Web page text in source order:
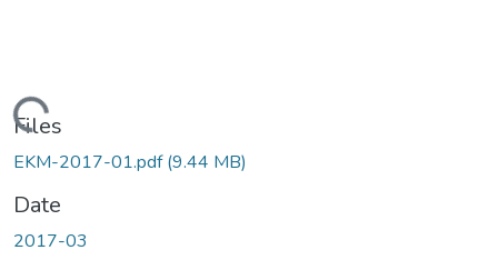
Loading...
Files
EKM-2017-01.pdf(9.44 MB)
Date
2017-03